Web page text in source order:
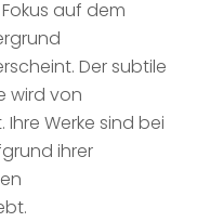
auf dem
Der subtile
wird von
Werke sind bei
ihrer